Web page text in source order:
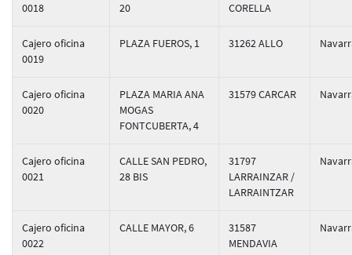
0018
20
CORELLA
Cajero oficina
0019
PLAZA FUEROS, 1 31262 ALLO
Cajero oficina
0020
PLAZA MARIA ANA
MOGAS
FONTCUBERTA, 4
31579 CARCAR
Cajero oficina
0021
CALLE SAN PEDRO,
28 BIS
31797
LARRAINZAR /
LARRAINTZAR
Cajero oficina
0022
CALLE MAYOR, 6
31587
MENDAVIA